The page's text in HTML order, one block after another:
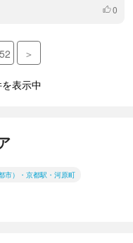
いいね
0
＞
表示中
市）・京都駅・河原町